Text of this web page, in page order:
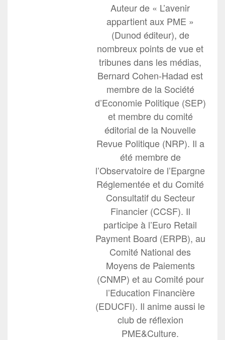
Auteur de « L’avenir
appartient aux PME »
(Dunod éditeur), de
nombreux points de vue et
tribunes dans les médias,
Bernard Cohen-Hadad est
membre de la Société
d’Economie Politique (SEP)
et membre du comité
éditorial de la Nouvelle
Revue Politique (NRP). Il a
été membre de
l’Observatoire de l’Epargne
Réglementée et du Comité
Consultatif du Secteur
Financier (CCSF). Il
participe à l’Euro Retail
Payment Board (ERPB), au
Comité National des
Moyens de Paiements
(CNMP) et au Comité pour
l’Education Financière
(EDUCFI). Il anime aussi le
club de réflexion
PME&Culture.